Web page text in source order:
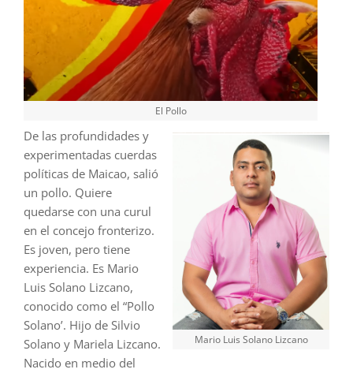
El Pollo
Mario Luis Solano Lizcano
De las profundidades y
experimentadas cuerdas
políticas de Maicao, salió
un pollo. Quiere
quedarse con una curul
en el concejo fronterizo.
Es joven, pero tiene
experiencia. Es Mario
Luis Solano Lizcano,
conocido como el “Pollo
Solano’. Hijo de Silvio
Solano y Mariela Lizcano.
Nacido en medio del